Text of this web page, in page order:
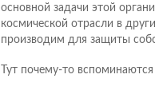
основной задачи этой
космической отрасли в
производим для защиты
Тут почему-то